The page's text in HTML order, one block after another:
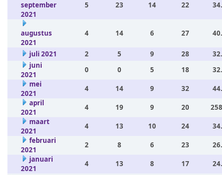
september
2021
5 23 14 22
augustus
2021
4 14 6 27
juli 2021 2 5 9 28
juni
2021
0 0 5 18
mei
2021
4 14 9 32
april
2021
4 19 9 20
maart
2021
4 13 10 24
februari
2021
2 8 6 23
januari
2021
4 13 8 17